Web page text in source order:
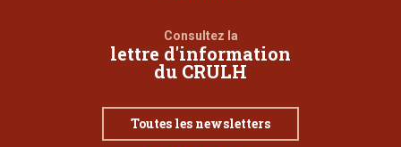
Consultez la
lettre d'information
du CRULH
Toutes les newsletters